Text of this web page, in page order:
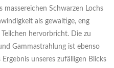
Schwarzen Lochs
als gewaltige, eng
hervorbricht. Die zu
Gammastrahlung ist ebenso
unseres zufälligen Blicks